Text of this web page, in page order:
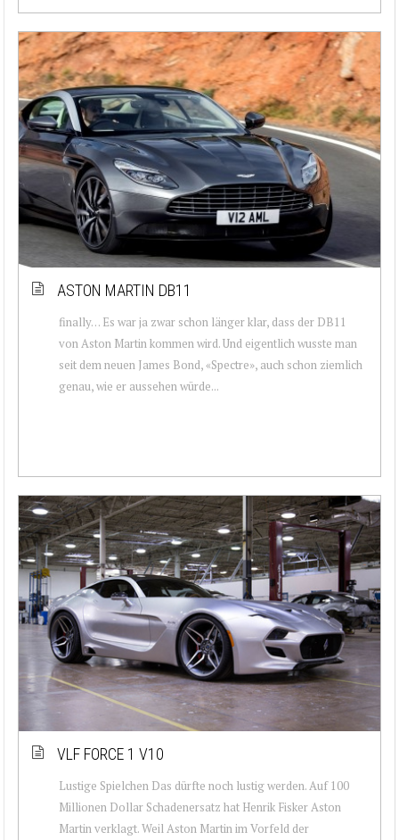
ASTON MARTIN DB11
finally… Es war ja zwar schon länger klar, dass der DB11
von Aston Martin kommen wird. Und eigentlich wusste man
seit dem neuen James Bond, «Spectre», auch schon ziemlich
genau, wie er aussehen würde...
VLF FORCE 1 V10
Lustige Spielchen Das dürfte noch lustig werden. Auf 100
Millionen Dollar Schadenersatz hat Henrik Fisker Aston
Martin verklagt. Weil Aston Martin im Vorfeld der